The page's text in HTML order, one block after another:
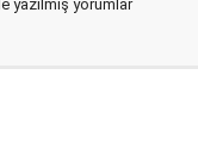
yazılmış yorumlar